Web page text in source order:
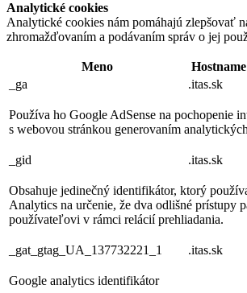
Analytické cookies
Analytické cookies nám pomáhajú zlepšovať
zhromažďovaním a podávaním správ o jej
Meno Hostname
_ga
.itas.sk
Používa ho Google AdSense na pochopenie
s webovou stránkou generovaním
_gid .itas.sk
Obsahuje jedinečný identifikátor, ktorý
Analytics na určenie, že dva odlišné prístupy
používateľovi v rámci relácií prehliadania.
_gat_gtag_UA_137732221_1 .itas.sk
Google analytics identifikátor